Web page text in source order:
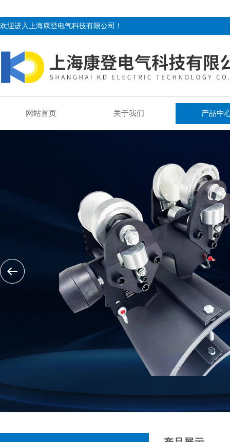
欢迎进入上海康登电气科技有限公司！
网站首页 关于我们 产品中